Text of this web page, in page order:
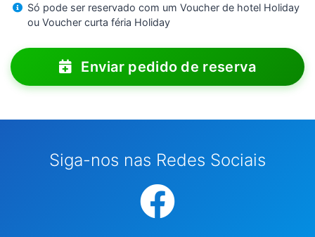
Só pode ser reservado com um Voucher de hotel Holiday
ou Voucher curta féria Holiday
Enviar pedido de reserva
Siga-nos nas Redes Sociais